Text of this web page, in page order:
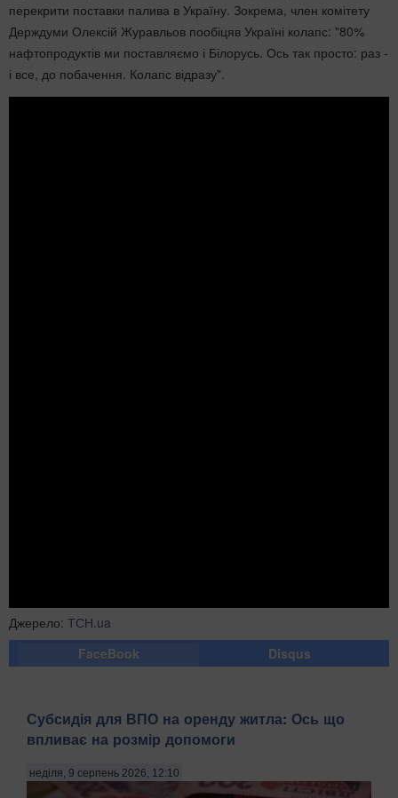
перекрити поставки палива в Україну. Зокрема, член комітету
Держдуми Олексій Журавльов пообіцяв Україні колапс: "80%
нафтопродуктів ми поставляємо і Білорусь. Ось так просто: раз -
і все, до побачення. Колапс відразу".
Джерело: ТСН.ua
FaceBook
Disqus
Субсидія для ВПО на оренду житла: Ось що
впливає на розмір допомоги
неділя, 9 серпень 2026, 12:10